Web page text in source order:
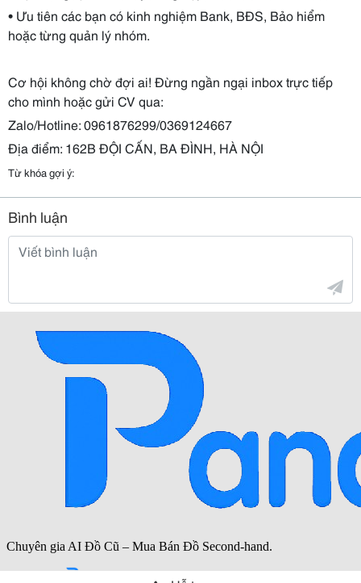
• Ưu tiên các bạn có kinh nghiệm Bank, BĐS, Bảo hiểm
hoặc từng quản lý nhóm.
Cơ hội không chờ đợi ai! Đừng ngần ngại inbox trực tiếp
cho mình hoặc gửi CV qua:
Zalo/Hotline: 0961876299/0369124667
Địa điểm: 162B ĐỘI CẤN, BA ĐÌNH, HÀ NỘI
Từ khóa gợi ý:
Bình luận